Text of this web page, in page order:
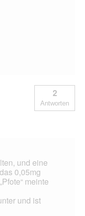
2
Antworten
und eine
0,05mg
meinte
und ist